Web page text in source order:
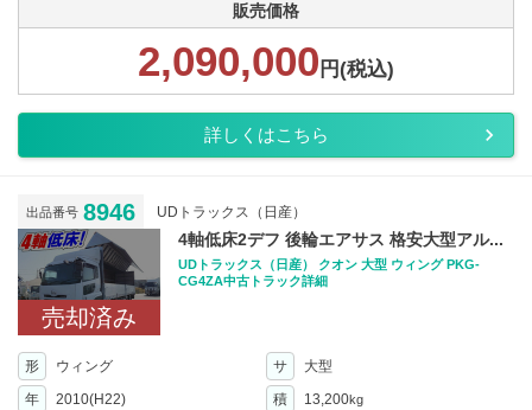
販売価格
2,090,000 円(税込)
詳しくはこちら
出品番号 8946 UDトラックス（日産）
売却済み
4軸低床2デフ 後輪エアサス 格安大型アル...
UDトラックス（日産） クオン 大型 ウィング PKG-
CG4ZA中古トラック詳細
形 ウィング サ
大型
年
2010(H22) 積 13,200kg